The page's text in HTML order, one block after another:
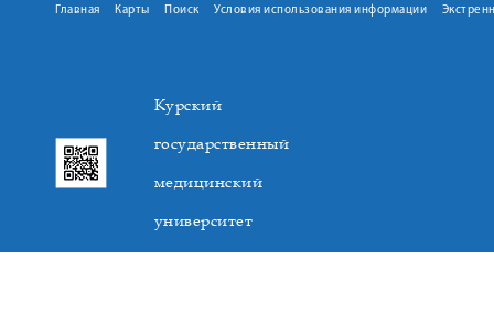
Главная Карты Поиск Условия использования информации
Курский
государственный
медицинский
университет